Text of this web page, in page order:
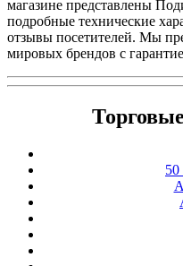
магазине представлены
подробные технические
отзывы посетителей. Мы
мировых брендов с
50